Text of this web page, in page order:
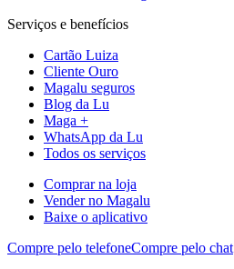
Serviços e benefícios
Cartão Luiza
Cliente Ouro
Magalu seguros
Blog da Lu
Maga +
WhatsApp da Lu
Todos os serviços
Comprar na loja
Vender no Magalu
Baixe o aplicativo
Compre pelo telefoneCompre pelo chat